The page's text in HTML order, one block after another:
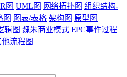
图 UML图 网络拓扑图 组织结构-
图 图表/表格 架构图 原型图
辑图 魏朱商业模式 EPC事件过程
他流程图